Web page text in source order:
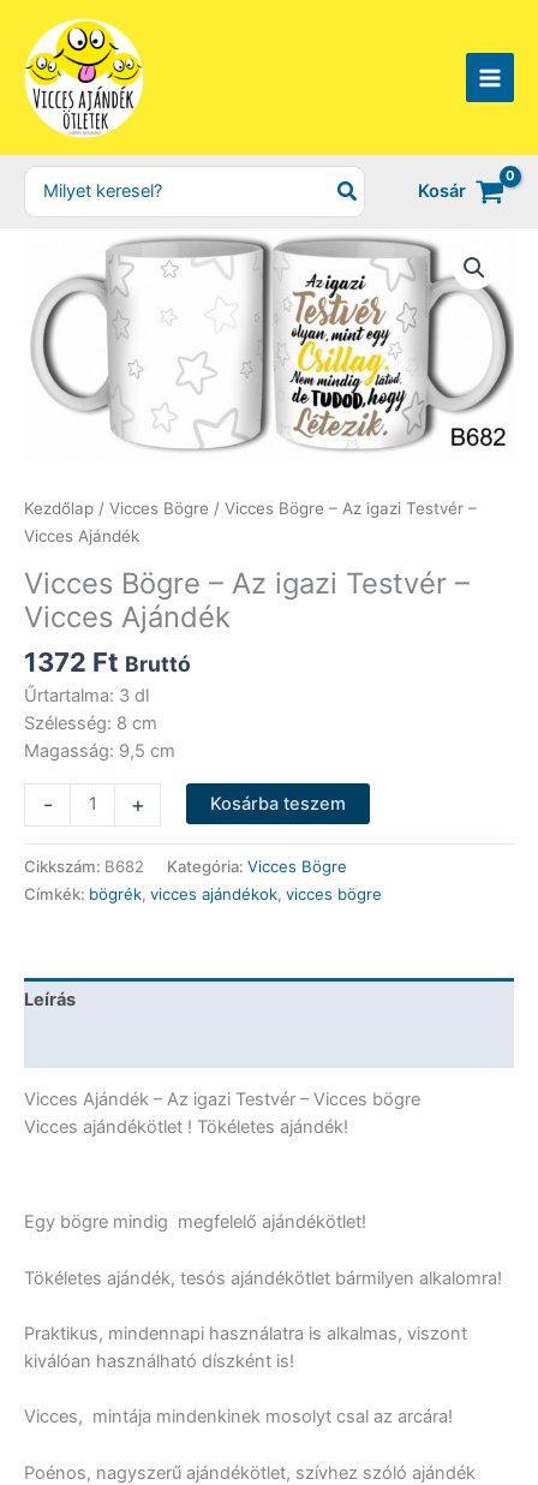
content
Search
for:
Kosár
Kezdőlap / Vicces Bögre / Vicces Bögre – Az igazi Testvér –
Vicces Ajándék
Vicces Bögre – Az igazi Testvér –
Vicces Ajándék
1372 Ft Bruttó
Űrtartalma: 3 dl
Szélesség: 8 cm
Magasság: 9,5 cm
-
Bögre
-
Az
igazi
Vicces
+ Kosárba teszem
Cikkszám: B682 Kategória: Vicces Bögre
Címkék: bögrék, vicces ajándékok, vicces bögre
Leírás
Vicces Ajándék – Az igazi Testvér – Vicces bögre
Vicces ajándékötlet ! Tökéletes ajándék!
Egy bögre mindig megfelelő ajándékötlet!
Tökéletes ajándék, tesós ajándékötlet bármilyen alkalomra!
Praktikus, mindennapi használatra is alkalmas, viszont
kiválóan használható díszként is!
Vicces, mintája mindenkinek mosolyt csal az arcára!
Poénos, nagyszerű ajándékötlet, szívhez szóló ajándék